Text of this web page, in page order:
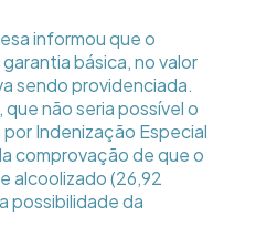
informou que o
básica, no valor
sendo providenciada.
não seria possível o
Indenização Especial
comprovação de que o
alcoolizado (26,92
possibilidade da